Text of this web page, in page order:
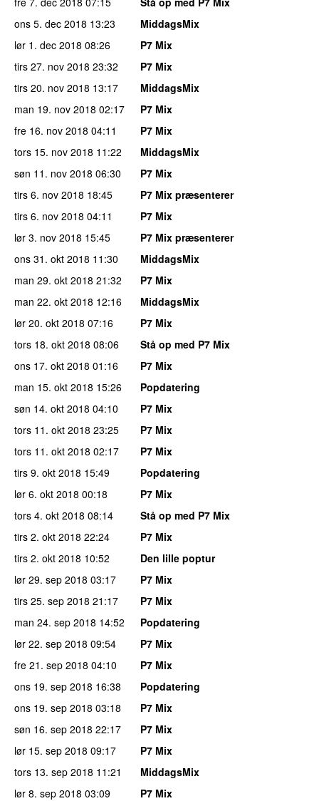
ons 5. dec 2018 13:23
MiddagsMix
lør 1. dec 2018 08:26
P7 Mix
tirs 27. nov 2018 23:32
P7 Mix
tirs 20. nov 2018 13:17
MiddagsMix
man 19. nov 2018 02:17
P7 Mix
fre 16. nov 2018 04:11
P7 Mix
tors 15. nov 2018 11:22
MiddagsMix
søn 11. nov 2018 06:30
P7 Mix
tirs 6. nov 2018 18:45
P7 Mix præsenterer
tirs 6. nov 2018 04:11
P7 Mix
lør 3. nov 2018 15:45
P7 Mix præsenterer
ons 31. okt 2018 11:30
MiddagsMix
man 29. okt 2018 21:32
P7 Mix
man 22. okt 2018 12:16
MiddagsMix
lør 20. okt 2018 07:16
P7 Mix
tors 18. okt 2018 08:06
Stå op med P7 Mix
ons 17. okt 2018 01:16
P7 Mix
man 15. okt 2018 15:26
Popdatering
søn 14. okt 2018 04:10
P7 Mix
tors 11. okt 2018 23:25
P7 Mix
tors 11. okt 2018 02:17
P7 Mix
tirs 9. okt 2018 15:49
Popdatering
lør 6. okt 2018 00:18
P7 Mix
tors 4. okt 2018 08:14
Stå op med P7 Mix
tirs 2. okt 2018 22:24
P7 Mix
tirs 2. okt 2018 10:52
Den lille poptur
lør 29. sep 2018 03:17
P7 Mix
tirs 25. sep 2018 21:17
P7 Mix
man 24. sep 2018 14:52
Popdatering
lør 22. sep 2018 09:54
P7 Mix
fre 21. sep 2018 04:10
P7 Mix
ons 19. sep 2018 16:38
Popdatering
ons 19. sep 2018 03:18
P7 Mix
søn 16. sep 2018 22:17
P7 Mix
lør 15. sep 2018 09:17
P7 Mix
tors 13. sep 2018 11:21
MiddagsMix
lør 8. sep 2018 03:09
P7 Mix